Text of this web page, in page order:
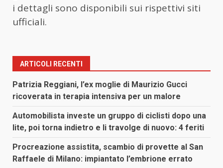
i dettagli sono disponibili sui rispettivi siti
ufficiali.
ARTICOLI RECENTI
Patrizia Reggiani, l’ex moglie di Maurizio Gucci
ricoverata in terapia intensiva per un malore
Automobilista investe un gruppo di ciclisti dopo una
lite, poi torna indietro e li travolge di nuovo: 4 feriti
Procreazione assistita, scambio di provette al San
Raffaele di Milano: impiantato l’embrione errato